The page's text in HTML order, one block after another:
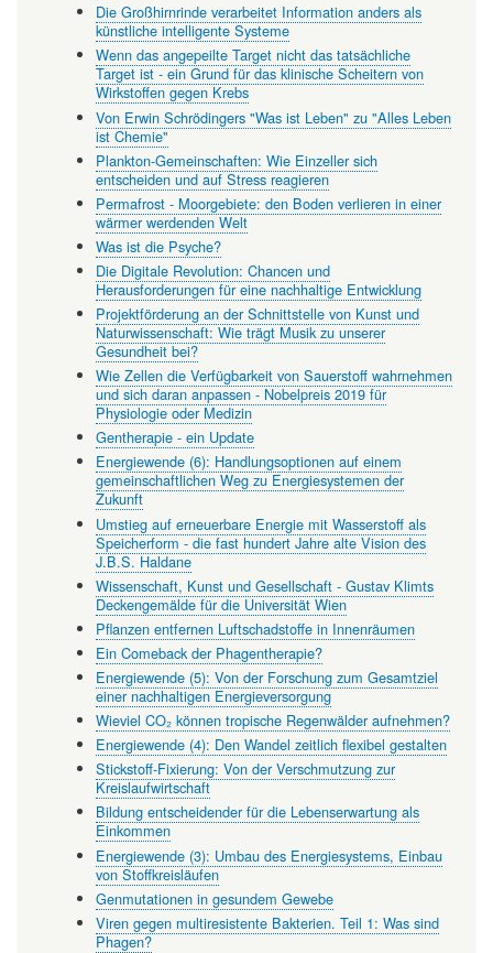
Die Großhirnrinde verarbeitet Information anders als
künstliche intelligente Systeme
Wenn das angepeilte Target nicht das tatsächliche
Target ist - ein Grund für das klinische Scheitern von
Wirkstoffen gegen Krebs
Von Erwin Schrödingers "Was ist Leben" zu "Alles Leben
ist Chemie"
Plankton-Gemeinschaften: Wie Einzeller sich
entscheiden und auf Stress reagieren
Permafrost - Moorgebiete: den Boden verlieren in einer
wärmer werdenden Welt
Was ist die Psyche?
Die Digitale Revolution: Chancen und
Herausforderungen für eine nachhaltige Entwicklung
Projektförderung an der Schnittstelle von Kunst und
Naturwissenschaft: Wie trägt Musik zu unserer
Gesundheit bei?
Wie Zellen die Verfügbarkeit von Sauerstoff wahrnehmen
und sich daran anpassen - Nobelpreis 2019 für
Physiologie oder Medizin
Gentherapie - ein Update
Energiewende (6): Handlungsoptionen auf einem
gemeinschaftlichen Weg zu Energiesystemen der
Zukunft
Umstieg auf erneuerbare Energie mit Wasserstoff als
Speicherform - die fast hundert Jahre alte Vision des
J.B.S. Haldane
Wissenschaft, Kunst und Gesellschaft - Gustav Klimts
Deckengemälde für die Universität Wien
Pflanzen entfernen Luftschadstoffe in Innenräumen
Ein Comeback der Phagentherapie?
Energiewende (5): Von der Forschung zum Gesamtziel
einer nachhaltigen Energieversorgung
Wieviel CO₂ können tropische Regenwälder aufnehmen?
Energiewende (4): Den Wandel zeitlich flexibel gestalten
Stickstoff-Fixierung: Von der Verschmutzung zur
Kreislaufwirtschaft
Bildung entscheidender für die Lebenserwartung als
Einkommen
Energiewende (3): Umbau des Energiesystems, Einbau
von Stoffkreisläufen
Genmutationen in gesundem Gewebe
Viren gegen multiresistente Bakterien. Teil 1: Was sind
Phagen?